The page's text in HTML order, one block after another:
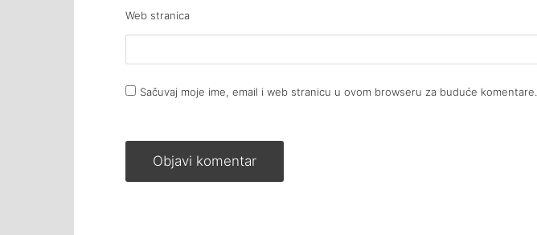
Web stranica
Sačuvaj moje ime, email i web stranicu u ovom browseru za buduće komentare.